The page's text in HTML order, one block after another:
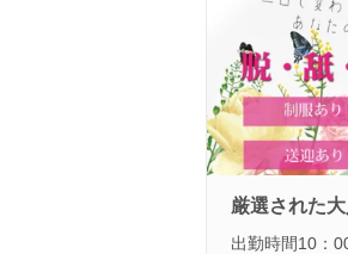
厳選された
出勤時間10：